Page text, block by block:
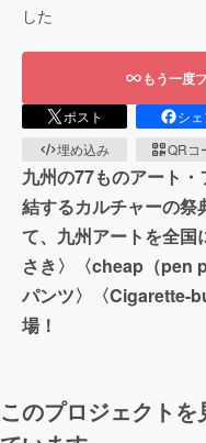
した
もう一度
ポスト シ
埋め込み
QRコ
九州の77ものアート
結するカルチャーの祭
て、九州アートを全国
さき〉〈cheap（pen
パンツ〉〈Cigarette-
場！
このプロジェクト